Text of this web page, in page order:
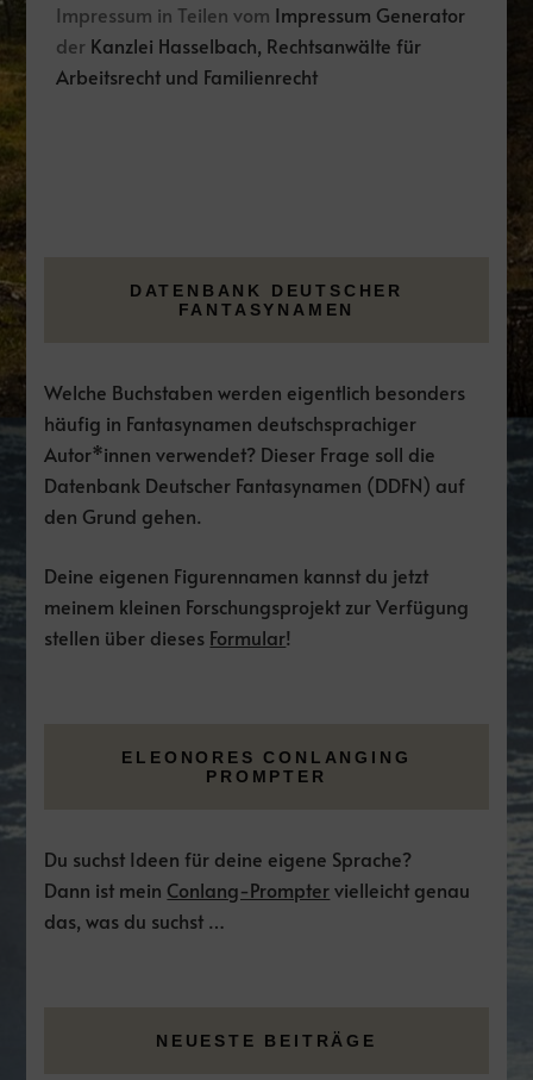
Impressum in Teilen vom Impressum Generator
der Kanzlei Hasselbach, Rechtsanwälte für
Arbeitsrecht und Familienrecht
DATENBANK DEUTSCHER
FANTASYNAMEN
Welche Buchstaben werden eigentlich besonders
häufig in Fantasynamen deutschsprachiger
Autor*innen verwendet? Dieser Frage soll die
Datenbank Deutscher Fantasynamen (DDFN) auf
den Grund gehen.
Deine eigenen Figurennamen kannst du jetzt
meinem kleinen Forschungsprojekt zur Verfügung
stellen über dieses Formular!
ELEONORES CONLANGING
PROMPTER
Du suchst Ideen für deine eigene Sprache?
Dann ist mein Conlang-Promptervielleicht genau
das, was du suchst …
NEUESTE BEITRÄGE